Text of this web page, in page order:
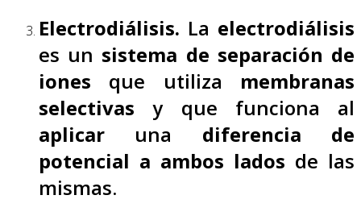
Electrodiálisis. La electrodiálisis
es un sistema de separación de
iones que utiliza membranas
selectivas y que funciona al
aplicar una diferencia de
potencial a ambos lados de las
mismas.